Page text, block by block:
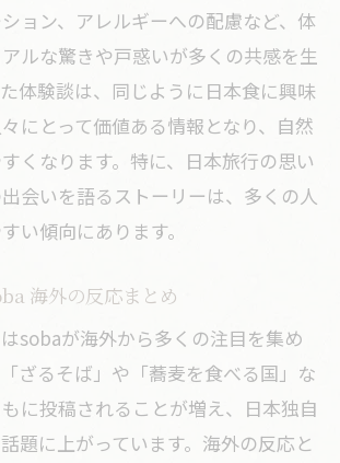
ョン、アレルギーへの配慮など、体
ルな驚きや戸惑いが多くの共感を生
体験談は、同じように日本食に興味
にとって価値ある情報となり、自然
くなります。特に、日本旅行の思い
会いを語るストーリーは、多くの人
い傾向にあります。
海外の反応まとめ
sobaが海外から多くの注目を集め
ざるそば」や「蕎麦を食べる国」な
に投稿されることが増え、日本独自
題に上がっています。海外の反応と